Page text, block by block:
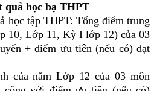
quả học bạ THPT
học tập THPT: Tổng điểm trung
10, Lớp 11, Kỳ I lớp 12) của 03
+ điểm ưu tiên (nếu có) đạt
của năm Lớp 12 của 03 môn